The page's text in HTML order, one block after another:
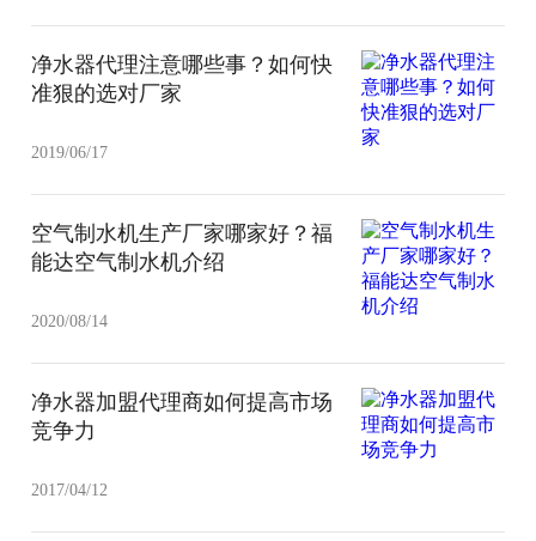
净水器代理注意哪些事？如何快
准狠的选对厂家
2019/06/17
空气制水机生产厂家哪家好？福
能达空气制水机介绍
2020/08/14
净水器加盟代理商如何提高市场
竞争力
2017/04/12